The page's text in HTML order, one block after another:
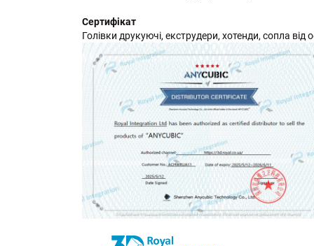
Сертифікат
Голівки друкуючі, екструдери, хотенди, сопла від